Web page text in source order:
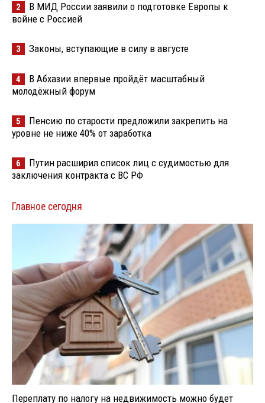
2
В МИД России заявили о подготовке Европы к
войне с Россией
3 Законы, вступающие в силу в августе
4
В Абхазии впервые пройдёт масштабный
молодёжный форум
5
Пенсию по старости предложили закрепить на
уровне не ниже 40% от заработка
6
Путин расширил список лиц с судимостью для
заключения контракта с ВС РФ
Главное сегодня
Переплату по налогу на недвижимость можно будет